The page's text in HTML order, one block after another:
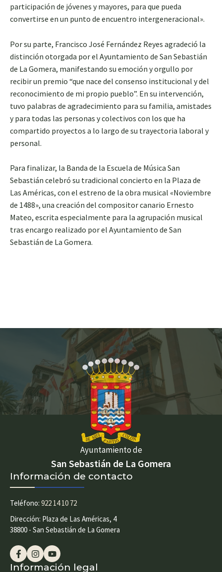
participación de jóvenes y mayores, para que pueda
convertirse en un punto de encuentro intergeneracional».
Por su parte, Francisco José Fernández Reyes agradeció la
distinción otorgada por el Ayuntamiento de San Sebastián
de La Gomera, manifestando su emoción y orgullo por
recibir un premio “que nace del consenso institucional y del
reconocimiento de mi propio pueblo”. En su intervención,
tuvo palabras de agradecimiento para su familia, amistades
y para todas las personas y colectivos con los que ha
compartido proyectos a lo largo de su trayectoria laboral y
personal.
Para finalizar, la Banda de la Escuela de Música San
Sebastián celebró su tradicional concierto en la Plaza de
Las Américas, con el estreno de la obra musical «Noviembre
de 1488», una creación del compositor canario Ernesto
Mateo, escrita especialmente para la agrupación musical
tras encargo realizado por el Ayuntamiento de San
Sebastián de La Gomera.
Ayuntamiento de
San Sebastián de La Gomera
Información de contacto
Teléfono: 922 14 10 72
Dirección: Plaza de Las Américas, 4
38800 - San Sebastián de La Gomera
Información legal